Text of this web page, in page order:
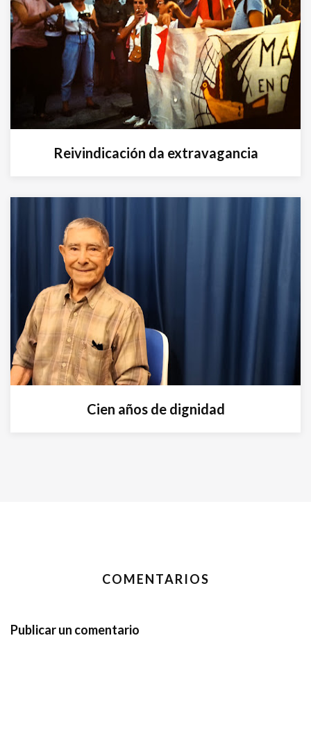
Reivindicación da extravagancia
Cien años de dignidad
COMENTARIOS
Publicar un comentario